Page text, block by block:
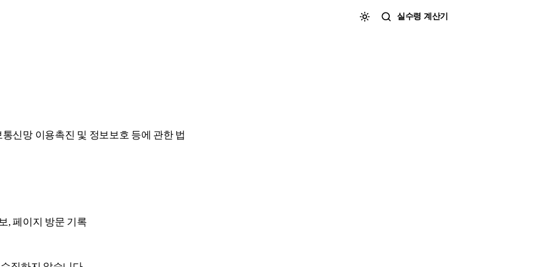
실수령 계산기
신망 이용촉진 및 정보보호 등에 관한 법
, 페이지 방문 기록